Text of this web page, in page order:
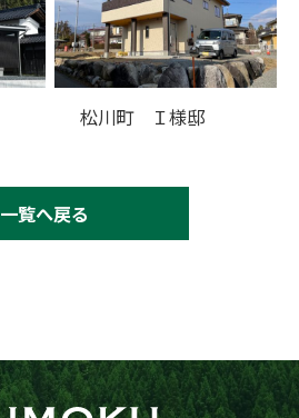
松川町 Ｉ様邸
一覧へ戻る